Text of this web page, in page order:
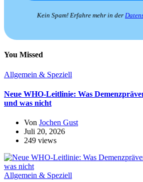
Kein Spam! Erfahre mehr in der
You Missed
Allgemein & Speziell
Neue WHO-Leitlinie: Was
und was nicht
Von Jochen Gust
Juli 20, 2026
249 views
Allgemein & Speziell